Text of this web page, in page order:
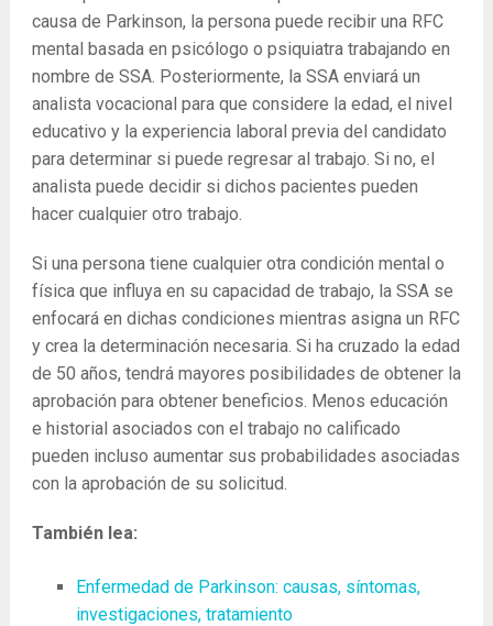
causa de Parkinson, la persona puede recibir una RFC
mental basada en psicólogo o psiquiatra trabajando en
nombre de SSA. Posteriormente, la SSA enviará un
analista vocacional para que considere la edad, el nivel
educativo y la experiencia laboral previa del candidato
para determinar si puede regresar al trabajo. Si no, el
analista puede decidir si dichos pacientes pueden
hacer cualquier otro trabajo.
Si una persona tiene cualquier otra condición mental o
física que influya en su capacidad de trabajo, la SSA se
enfocará en dichas condiciones mientras asigna un RFC
y crea la determinación necesaria. Si ha cruzado la edad
de 50 años, tendrá mayores posibilidades de obtener la
aprobación para obtener beneficios. Menos educación
e historial asociados con el trabajo no calificado
pueden incluso aumentar sus probabilidades asociadas
con la aprobación de su solicitud.
También lea:
Enfermedad de Parkinson: causas, síntomas,
investigaciones, tratamiento